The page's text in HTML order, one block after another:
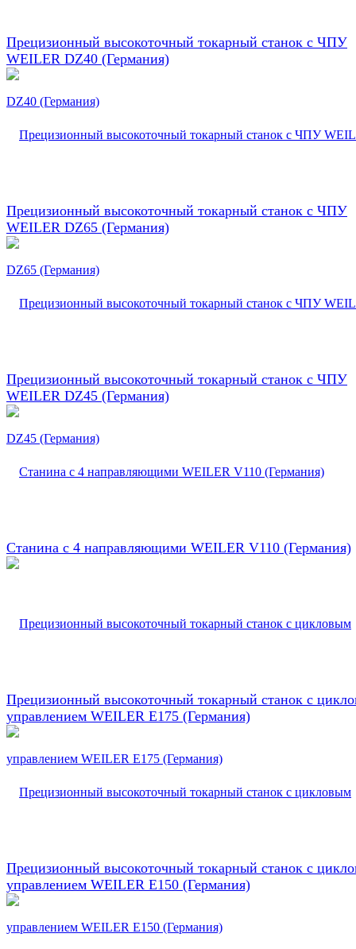
Прецизионный высокоточный токарный станок с ЧПУ
WEILER DZ40 (Германия)
Прецизионный высокоточный токарный станок с ЧПУ
WEILER DZ65 (Германия)
Прецизионный высокоточный токарный станок с ЧПУ
WEILER DZ45 (Германия)
Станина с 4 направляющими WEILER V110 (Германия)
Прецизионный высокоточный токарный станок с
управлением WEILER E175 (Германия)
Прецизионный высокоточный токарный станок с
управлением WEILER E150 (Германия)